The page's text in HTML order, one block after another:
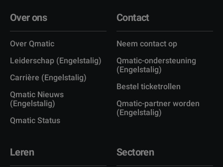
Over ons
Over Qmatic
Leiderschap (Engelstalig)
Carrière (Engelstalig)
Qmatic Nieuws
(Engelstalig)
Qmatic Status
Contact
Neem contact op
Qmatic-ondersteuning
(Engelstalig)
Bestel ticketrollen
Qmatic-partner worden
(Engelstalig)
Leren Sectoren